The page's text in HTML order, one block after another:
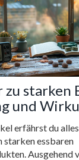
zu starken
und
erfährst du
starken essbaren
Ausgehend